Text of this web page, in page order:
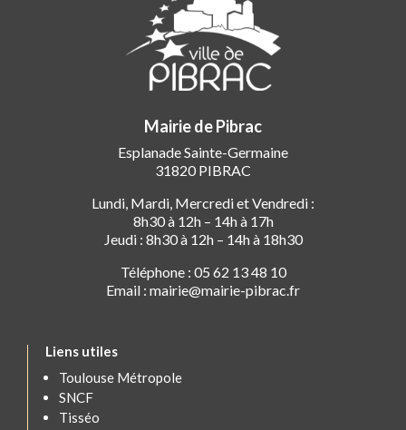
Mairie de Pibrac
Esplanade Sainte-Germaine
31820 PIBRAC
Lundi, Mardi, Mercredi et Vendredi :
8h30 à 12h – 14h à 17h
Jeudi : 8h30 à 12h – 14h à 18h30
Téléphone : 05 62 13 48 10
Email : mairie@mairie-pibrac.fr
Liens utiles
Toulouse Métropole
SNCF
Tisséo